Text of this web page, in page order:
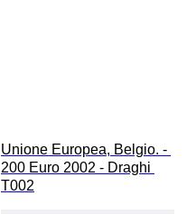
Unione Europea, Belgio. -
200 Euro 2002 - Draghi
T002